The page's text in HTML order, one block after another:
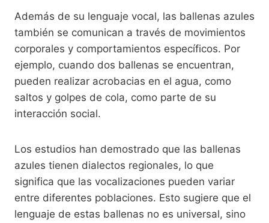
Además de su lenguaje vocal, las ballenas azules
también se comunican a través de movimientos
corporales y comportamientos específicos. Por
ejemplo, cuando dos ballenas se encuentran,
pueden realizar acrobacias en el agua, como
saltos y golpes de cola, como parte de su
interacción social.
Los estudios han demostrado que las ballenas
azules tienen dialectos regionales, lo que
significa que las vocalizaciones pueden variar
entre diferentes poblaciones. Esto sugiere que el
lenguaje de estas ballenas no es universal, sino